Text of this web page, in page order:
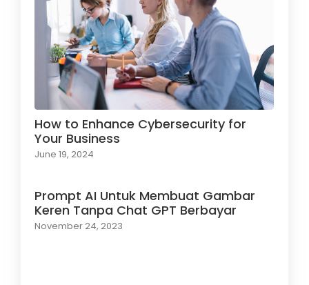
How to Enhance Cybersecurity for
Your Business
June 19, 2024
Prompt AI Untuk Membuat Gambar
Keren Tanpa Chat GPT Berbayar
November 24, 2023